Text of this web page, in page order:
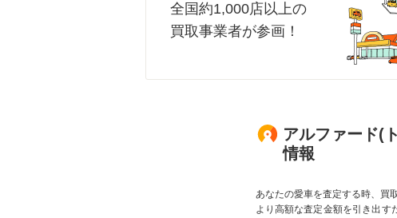
全国約1,000店以上の
買取事業者が参画！
アルファード(
情報
あなたの愛車を査定する時、買
より高額な査定金額を引き出す